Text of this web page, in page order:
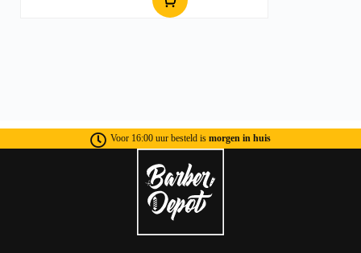
Voor 16:00 uur besteld is morgen in huis